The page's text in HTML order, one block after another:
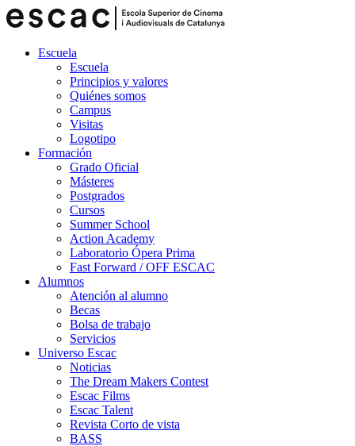
Escuela
Escuela
Principios y valores
Quiénes somos
Campus
Visitas
Logotipo
Formación
Grado Oficial
Másteres
Postgrados
Cursos
Summer School
Action Academy
Laboratorio Ópera Prima
Fast Forward / OFF ESCAC
Alumnos
Atención al alumno
Becas
Bolsa de trabajo
Servicios
Universo Escac
Noticias
The Dream Makers Contest
Escac Films
Escac Talent
Revista Corto de vista
BASS